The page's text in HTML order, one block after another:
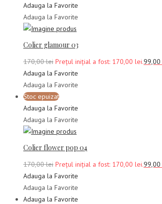
Adauga la Favorite
Adauga la Favorite
Colier glamour 03
170,00lei Prețul inițial a fost: 170,00 lei.99,00
Adauga la Favorite
Adauga la Favorite
Stoc epuizat
Adauga la Favorite
Adauga la Favorite
Colier flower pop 04
170,00lei Prețul inițial a fost: 170,00 lei.99,00
Adauga la Favorite
Adauga la Favorite
Adauga la Favorite